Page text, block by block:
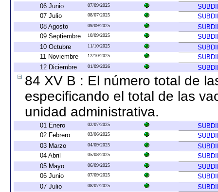
06 Junio
07/09/2025
07 Julio
08/07/2025
08 Agosto
09/09/2025
09 Septiembre
10/09/2025
10 Octubre
11/10/2025
11 Noviembre
12/10/2025
12 Diciembre
01/09/2026
84 XV B : El número total de
especificando el total de las
unidad administrativa.
01 Enero 02/07/2025
02 Febrero
03/06/2025
03 Marzo
04/09/2025
04 Abril
05/08/2025
05 Mayo
06/09/2025
06 Junio
07/09/2025
07 Julio
08/07/2025